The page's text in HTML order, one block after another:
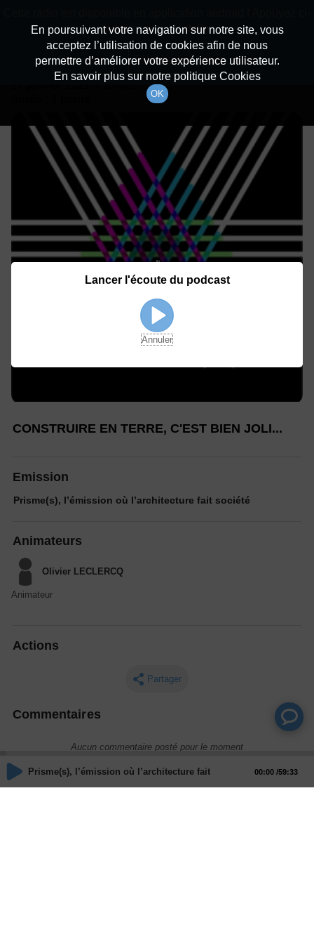
Détails De L'épisode
à 13h02
CONSTRUIRE EN TERRE, C'EST BIEN JOLI...
Emission
Prisme(s), l’émission où l’architecture fait société
Animateurs
Olivier LECLERCQ
Animateur
Actions
Partager
Commentaires
Aucun commentaire posté pour le moment
Prisme(s), l’émission où l’architecture fait société - Construire
00:00 59:33
En poursuivant votre navigation sur notre site, vous
acceptez l’utilisation de cookies afin de nous
permettre d’améliorer votre expérience utilisateur.
En savoir plus sur notre politique Cookies
OK
dessous pour l'installer.
Non merci Télécharger l'application
Lancer l'écoute du podcast
Annuler